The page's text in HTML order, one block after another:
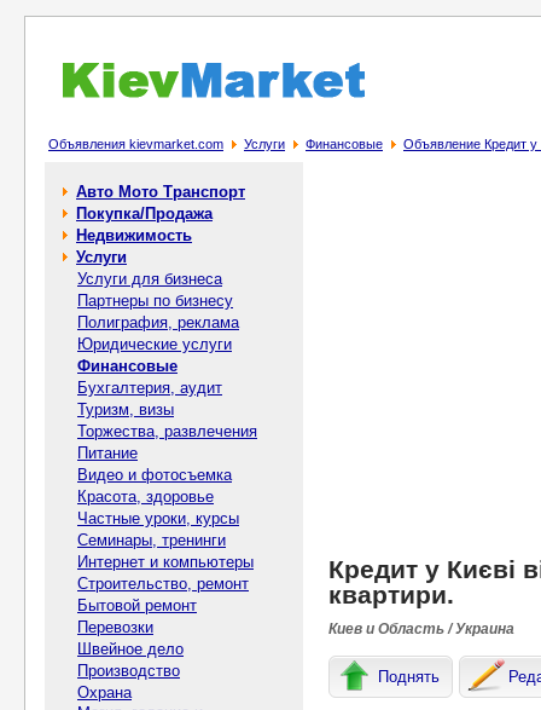
Объявления kievmarket.com Услуги Финансовые Объявление Кредит у
Авто Мото Транспорт
Покупка/Продажа
Недвижимость
Услуги
Услуги для бизнеса
Партнеры по бизнесу
Полиграфия, реклама
Юридические услуги
Финансовые
Бухгалтерия, аудит
Туризм, визы
Торжества, развлечения
Питание
Видео и фотосъемка
Красота, здоровье
Частные уроки, курсы
Семинары, тренинги
Интернет и компьютеры
Строительство, ремонт
Бытовой ремонт
Перевозки
Швейное дело
Производство
Охрана
Кредит у Києві
квартири.
Киев и Область / Украина
Поднять